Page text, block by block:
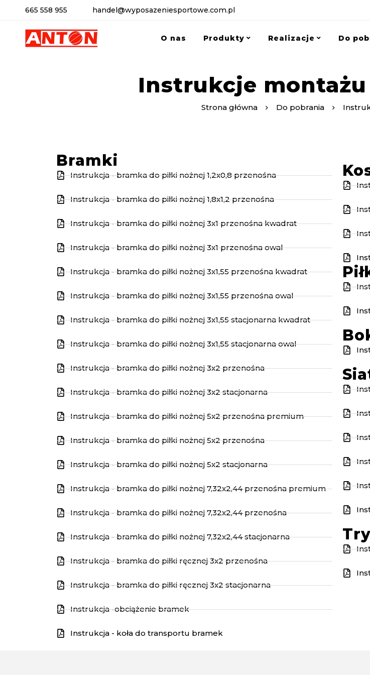
665 558 955 handel@wyposazeniesportowe.com.pl
O nas Produkty Realizacje Do
Instrukcje
Strona główna Do pobrania
Bramki
Instrukcja - bramka do piłki nożnej 1,2x0,8 przenośna
Instrukcja - bramka do piłki nożnej 1,8x1,2 przenośna
Instrukcja - bramka do piłki nożnej 3x1 przenośna kwadrat
Instrukcja - bramka do piłki nożnej 3x1 przenośna owal
Instrukcja - bramka do piłki nożnej 3x1,55 przenośna kwadrat
Instrukcja - bramka do piłki nożnej 3x1,55 przenośna owal
Instrukcja - bramka do piłki nożnej 3x1,55 stacjonarna kwadrat
Instrukcja - bramka do piłki nożnej 3x1,55 stacjonarna owal
Instrukcja - bramka do piłki nożnej 3x2 przenośna
Instrukcja - bramka do piłki nożnej 3x2 stacjonarna
Instrukcja - bramka do piłki nożnej 5x2 przenośna premium
Instrukcja - bramka do piłki nożnej 5x2 przenośna
Instrukcja - bramka do piłki nożnej 5x2 stacjonarna
Instrukcja - bramka do piłki nożnej 7,32x2,44 przenośna premium
Instrukcja - bramka do piłki nożnej 7,32x2,44 przenośna
Instrukcja - bramka do piłki nożnej 7,32x2,44 stacjonarna
Instrukcja - bramka do piłki ręcznej 3x2 przenośna
Instrukcja - bramka do piłki ręcznej 3x2 stacjonarna
Instrukcja -obciążenie bramek
Instrukcja - koła do transportu bramek